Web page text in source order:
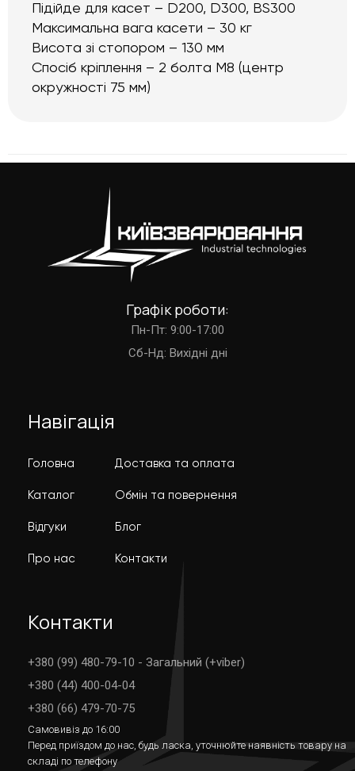
Підійде для касет – D200, D300, BS300
Максимальна вага касети – 30 кг
Висота зі стопором – 130 мм
Спосіб кріплення – 2 болта M8 (центр
окружності 75 мм)
Графік роботи:
Пн-Пт: 9:00-17:00
Cб-Нд: Вихідні дні
Навігація
Головна
Каталог
Відгуки
Про нас
Доставка та оплата
Обмін та повернення
Блог
Контакти
Контакти
+380 (99) 480-79-10 - Загальний (+viber)
+380 (44) 400-04-04
+380 (66) 479-70-75
Самовивіз до 16:00
Перед приїздом до нас, будь ласка, уточнюйте наявність товару на
складі по телефону